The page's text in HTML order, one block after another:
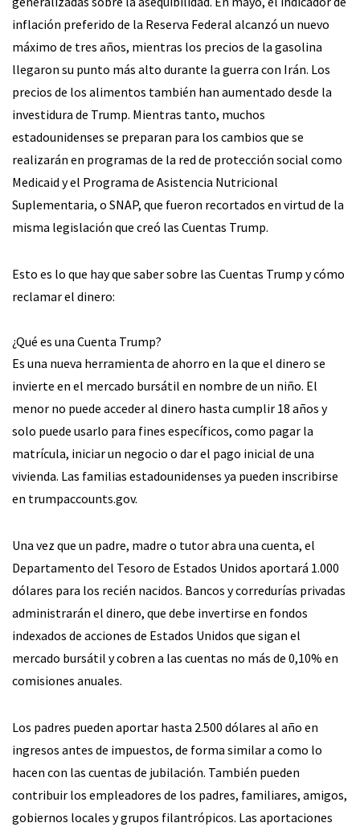
inflación preferido de la Reserva Federal alcanzó un nuevo
máximo de tres años, mientras los precios de la gasolina
llegaron su punto más alto durante la guerra con Irán. Los
precios de los alimentos también han aumentado desde la
investidura de Trump. Mientras tanto, muchos
estadounidenses se preparan para los cambios que se
realizarán en programas de la red de protección social como
Medicaid y el Programa de Asistencia Nutricional
Suplementaria, o SNAP, que fueron recortados en virtud de la
misma legislación que creó las Cuentas Trump.
Esto es lo que hay que saber sobre las Cuentas Trump y cómo
reclamar el dinero:
¿Qué es una Cuenta Trump?
Es una nueva herramienta de ahorro en la que el dinero se
invierte en el mercado bursátil en nombre de un niño. El
menor no puede acceder al dinero hasta cumplir 18 años y
solo puede usarlo para fines específicos, como pagar la
matrícula, iniciar un negocio o dar el pago inicial de una
vivienda. Las familias estadounidenses ya pueden inscribirse
en trumpaccounts.gov.
Una vez que un padre, madre o tutor abra una cuenta, el
Departamento del Tesoro de Estados Unidos aportará 1.000
dólares para los recién nacidos. Bancos y corredurías privadas
administrarán el dinero, que debe invertirse en fondos
indexados de acciones de Estados Unidos que sigan el
mercado bursátil y cobren a las cuentas no más de 0,10% en
comisiones anuales.
Los padres pueden aportar hasta 2.500 dólares al año en
ingresos antes de impuestos, de forma similar a como lo
hacen con las cuentas de jubilación. También pueden
contribuir los empleadores de los padres, familiares, amigos,
gobiernos locales y grupos filantrópicos. Las aportaciones